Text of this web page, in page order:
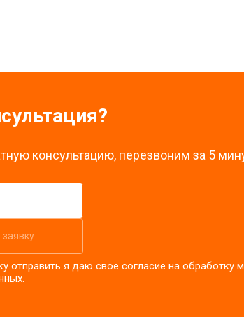
консультацию, перезвоним за 5
отправить я даю свое согласие на обработку